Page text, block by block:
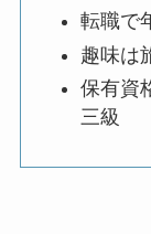
転職で
趣味は
保有資
三級